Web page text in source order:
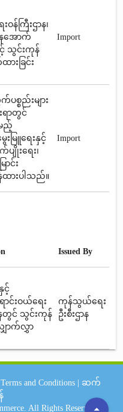
န်ကြီးဌာန၊
အောက်
ြင့် သွင်းကုန်
းခြင်း
Import
စ္စည်းများ
ရာတွင်
ည့်
းမြူရေးနှင့်
ပျိုးရေး၊
ာင်း
ထားပါသည်။
Import
Issued By
င့်
ာင်းဝယ်ရေး
နတွင် သွင်းကုန်
ောက်လွှာ
ကုန်သွယ်ရေး
ဦးစီးဌာန
Terms and Conditions
ဆက်
All Rights Reserved.